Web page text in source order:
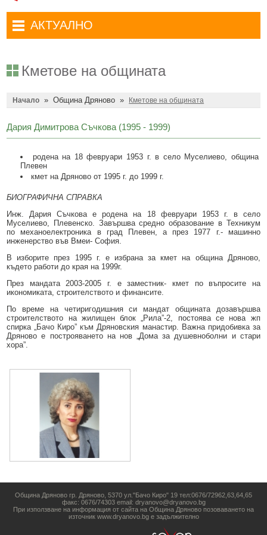
Достъп до информация
Антикорупция
Профил на купувача
Общ устройствен план
Общинско предприятие Чисто Дряново
Финанси и бюджет
Образование
Социални дейности
Здравеопазване
Спорт и младежки дейности
Управление при кризи, обществен ред и сигурност
Политика лични данни
BG05SFPR001-1.004-0019-C01 „Утвърждаване на интеркултурното
образование в община Дряново“
Туристически маршрути
Туристически информационен център
Съобщения
Кметове на общината
Начало »Община Дряново » Кметове на общината
Дария Димитрова Съчкова (1995 - 1999)
родена на 18 февруари 1953 г. в село Муселиево, община
Плевен
кмет на Дряново от 1995 г. до 1999 г.
БИОГРАФИЧНА СПРАВКА
Инж. Дария Съчкова е родена на 18 февруари 1953 г. в село
Муселиево, Плевенско. Завършва средно образование в Техникум
по механоелектроника в град Плевен, а през 1977 г.- машинно
инженерство във Вмеи- София.
В изборите през 1995 г. е избрана за кмет на община Дряново,
където работи до края на 1999г.
През мандата 2003-2005 г. е заместник- кмет по въпросите на
икономиката, строителството и финансите.
По време на четиригодишния си мандат общината дозавършва
строителството на жилищен блок „Рила”-2, постоява се нова жп
спирка „Бачо Киро” към Дряновския манастир. Важна придобивка за
Дряново е построяването на нов „Дома за душевноболни и стари
хора”.
Комплексно административно обслужване
АКТУАЛНО
Въвеждане на еврото в България
Местни избори 2023 година
Общинска избирателна комисия мандат 2023-2027 г.
COVID-19 (Коронавирус)
Красиво Дряново
Новини
Местни данъци и такси - информация и обяви
Проверка и плащане на задължения за данъци и такси
Списъци на длъжници
Търгове, конкурси и концесии
Мнения на гражданите
Община Дряново гр. Дряново, 5370 ул."Бачо Киро" 19 тел:0676/72962,63,64,65
факс: 0676/74303 email: dryanovo@dryanovo.bg
При използване на информация от сайта на Община Дряново позоваването на
източник www.dryanovo.bg е задължително